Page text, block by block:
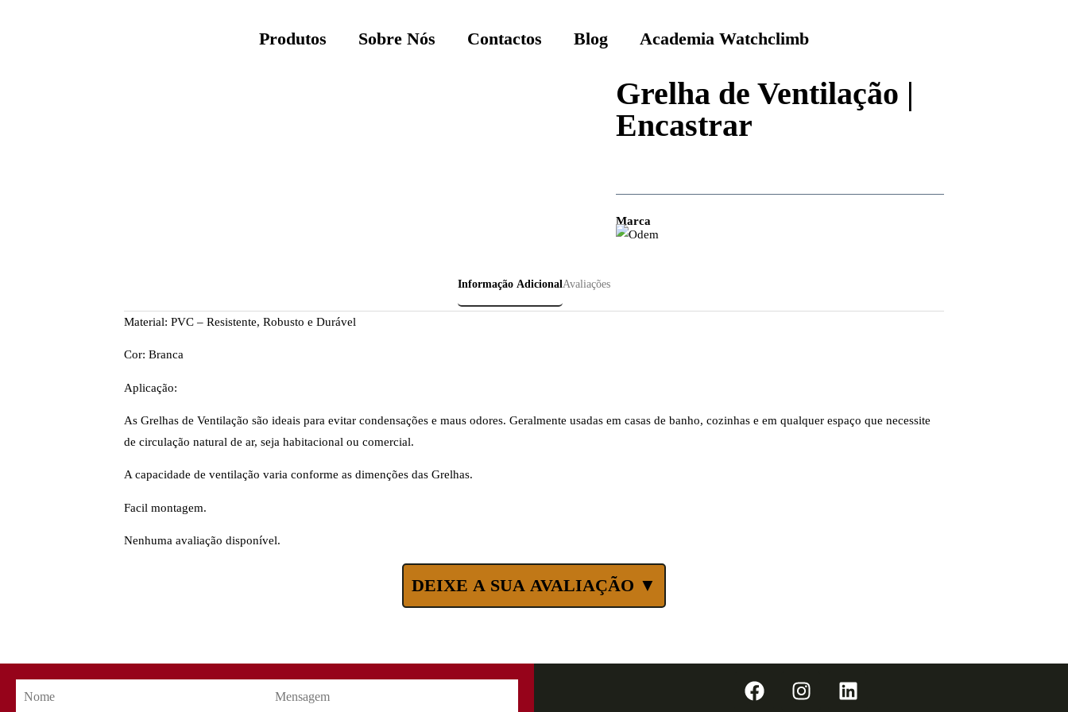
Produtos Sobre Nós Contactos Blog Academia Watchclimb
Grelha de Ventilação |
Encastrar
Marca
Informação Adicional Avaliações
Material: PVC – Resistente, Robusto e Durável
Cor: Branca
Aplicação:
As Grelhas de Ventilação são ideais para evitar condensações e maus odores. Geralmente usadas em casas de banho, cozinhas e em qualquer espaço que necessite
de circulação natural de ar, seja habitacional ou comercial.
A capacidade de ventilação varia conforme as dimenções das Grelhas.
Facil montagem.
Nenhuma avaliação disponível.
DEIXE A SUA AVALIAÇÃO ▼